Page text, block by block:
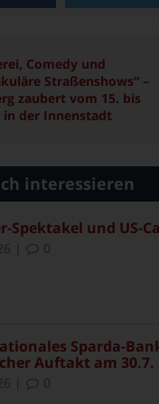
Comedy und
Straßenshows“ –
zaubert vom 15. bis
in der Innenstadt
interessieren
Spektakel und US-
0
Sparda-
Auftakt am
0